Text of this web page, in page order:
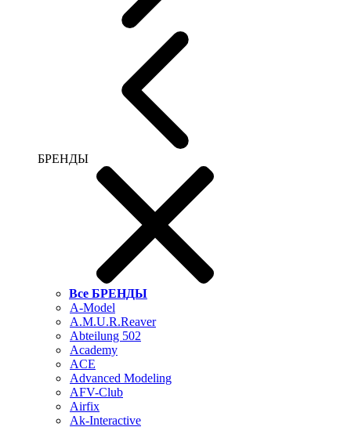
БРЕНДЫ
Все БРЕНДЫ
A-Model
A.M.U.R.Reaver
Abteilung 502
Academy
ACE
Advanced Modeling
AFV-Club
Airfix
Ak-Interactive